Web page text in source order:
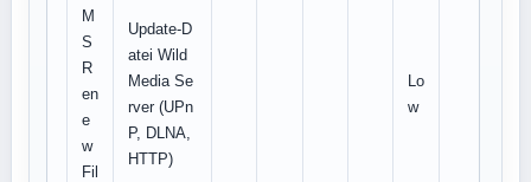
M
S
R
en
e
w
Fil
Update-D
atei Wild
Media Se
rver (UPn
P, DLNA,
HTTP)
Lo
w